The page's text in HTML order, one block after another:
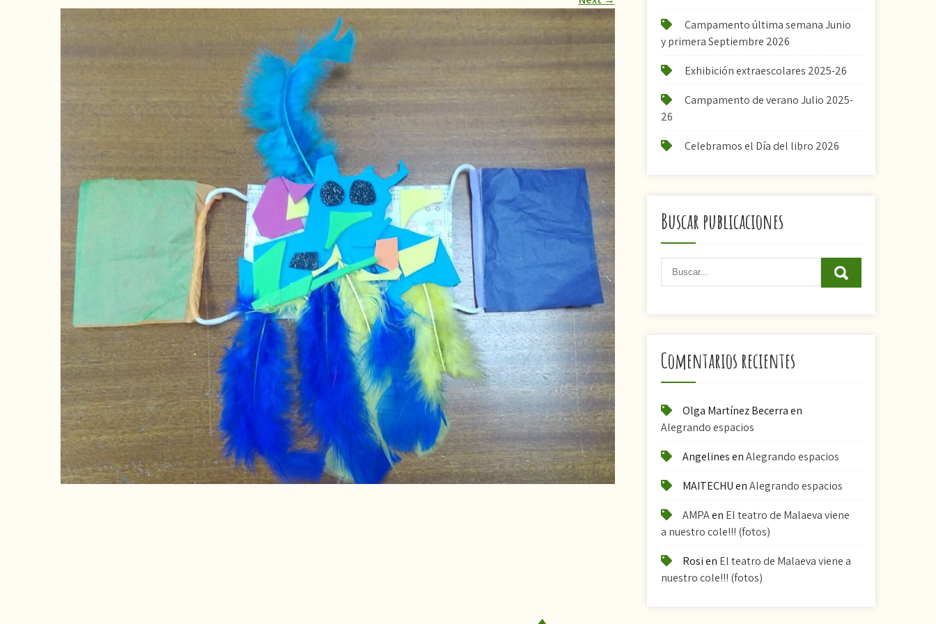
Campamento última semana Junio
y primera Septiembre 2026
Exhibición extraescolares 2025-26
Campamento de verano Julio 2025-
26
Celebramos el Día del libro 2026
Buscar publicaciones
Comentarios recientes
Olga Martínez Becerraen
Alegrando espacios
AngelinesenAlegrando espacios
MAITECHUenAlegrando espacios
AMPAen El teatro de Malaeva viene
a nuestro cole!!! (fotos)
Rosien El teatro de Malaeva viene a
nuestro cole!!! (fotos)